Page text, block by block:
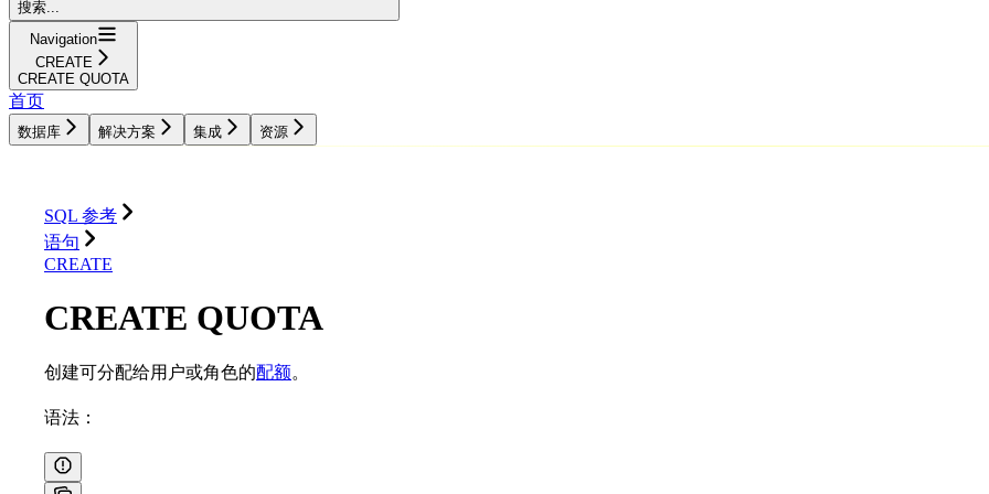
搜索...
Navigation
CREATE
CREATE QUOTA
首页
数据库 解决方案 集成 资源
SQL 参考
语句
CREATE
CREATE QUOTA
创建可分配给用户或角色的配额。
语法：